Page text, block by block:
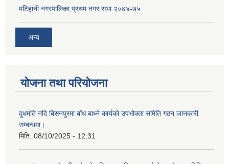
मटिहानी नगरपालिका,प्रथम नगर सभा २०७४-७५
अन्य
योजना तथा परियोजना
दुधमति नदि बिसनपुरमा बाँध बाध्ने कार्यको उपभोक्ता समिति गठन जानकारी
सम्बन्धमा।
मिति: 08/10/2025 - 12:31